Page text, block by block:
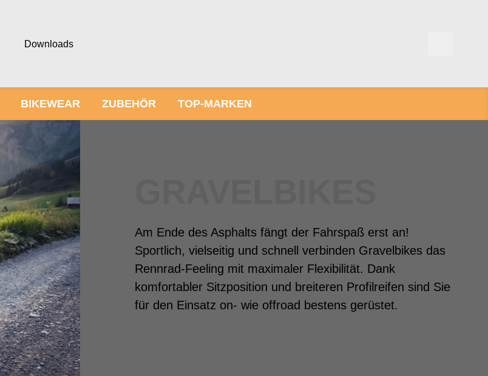
Downloads
BIKEWEAR ZUBEHÖR TOP-MARKEN
Am Ende des Asphalts fängt der Fahrspaß erst an!
Sportlich, vielseitig und schnell verbinden Gravelbikes das
Rennrad-Feeling mit maximaler Flexibilität. Dank
komfortabler Sitzposition und breiteren Profilreifen sind Sie
für den Einsatz on- wie offroad bestens gerüstet.